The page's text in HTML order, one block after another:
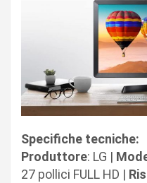
Specifiche tecniche:
Produttore: LG |
27 pollici FULL HD |